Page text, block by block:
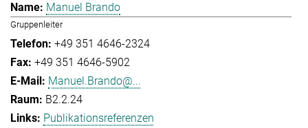
Manuel Brando
Gruppenleiter
+49 351 4646-2324
+49 351 4646-5902
Manuel.Brando@...
B2.2.24
Publikationsreferenzen